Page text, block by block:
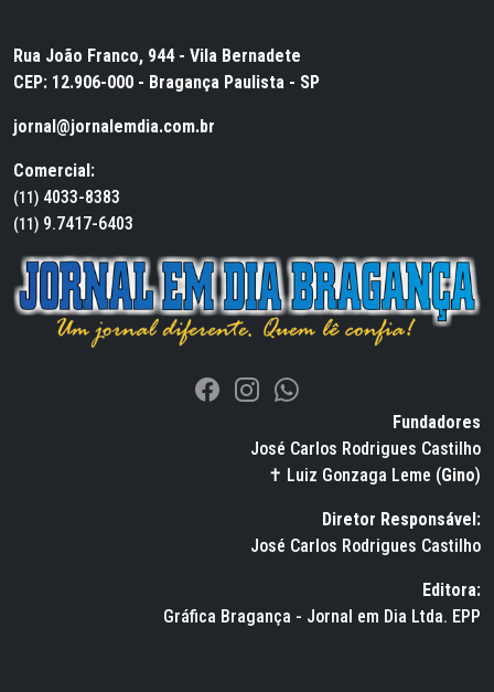
Rua João Franco, 944 - Vila Bernadete
CEP: 12.906-000 - Bragança Paulista - SP
jornal@jornalemdia.com.br
Comercial:
(11) 4033-8383
(11) 9.7417-6403
Fundadores
José Carlos Rodrigues Castilho
✝ Luiz Gonzaga Leme (Gino)
Diretor Responsável:
José Carlos Rodrigues Castilho
Editora:
Gráfica Bragança - Jornal em Dia Ltda. EPP